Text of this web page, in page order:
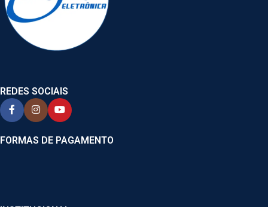
REDES SOCIAIS
FORMAS DE PAGAMENTO